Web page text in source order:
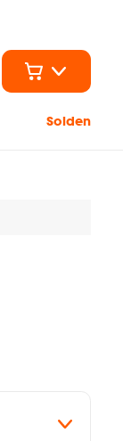
Solden